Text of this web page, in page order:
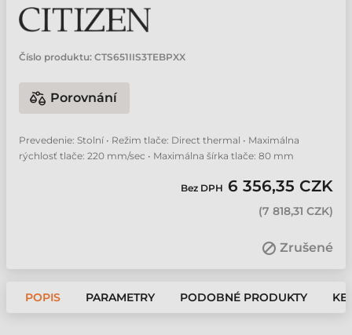
Číslo produktu: CTS651IIS3TEBPXX
Porovnání
Prevedenie: Stolní • Režim tlače: Direct thermal • Maximálna
rýchlosť tlače: 220 mm/sec • Maximálna šírka tlače: 80 mm
Bez DPH 6 356,35 CZK
(7 818,31 CZK)
Zrušené
POPIS PARAMETRY PODOBNÉ PRODUKTY KE